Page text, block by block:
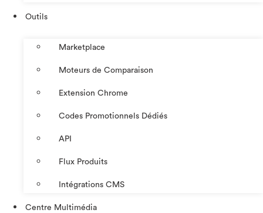
Outils
Marketplace
Moteurs de Comparaison
Extension Chrome
Codes Promotionnels Dédiés
API
Flux Produits
Intégrations CMS
Centre Multimédia